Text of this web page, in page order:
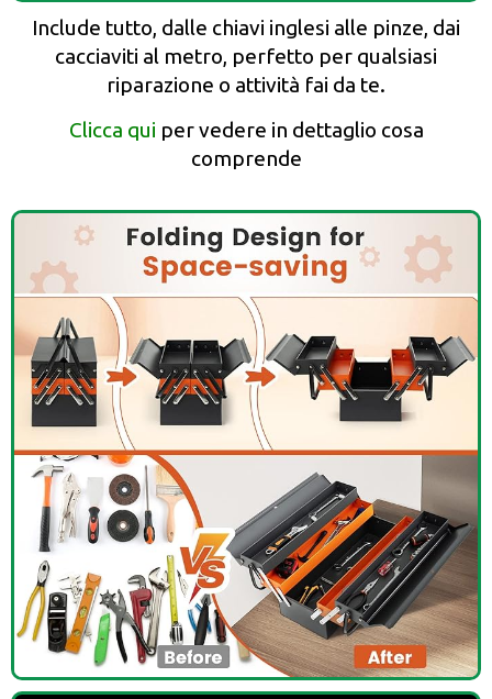
Include tutto, dalle chiavi inglesi alle pinze, dai
cacciaviti al metro, perfetto per qualsiasi
riparazione o attività fai da te.
Clicca qui per vedere in dettaglio cosa
comprende